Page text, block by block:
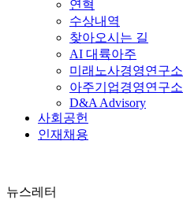
연혁
수상내역
찾아오시는 길
AI 대륙아주
미래노사경영연구소
아주기업경영연구소
D&A Advisory
사회공헌
인재채용
뉴스레터